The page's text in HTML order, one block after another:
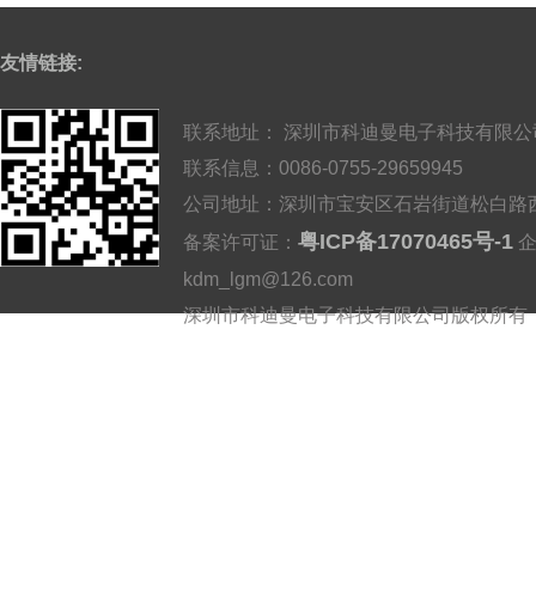
友情链接:
联系地址： 深圳市科迪曼电子科技有限公
联系信息：0086-0755-29659945
公司地址：深圳市宝安区石岩街道松白路
备案许可证： 粤ICP备17070465号-1
kdm_lgm@126.com
深圳市科迪曼电子科技有限公司版权所有